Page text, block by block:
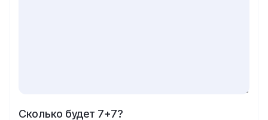
Сколько будет 7+7?